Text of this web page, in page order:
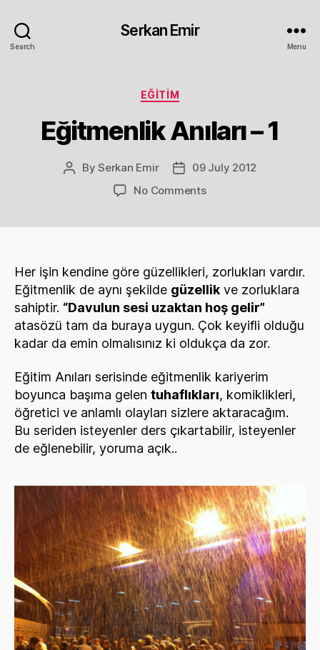
Search
Serkan Emir
Menu
Categories
EĞITIM
Eğitmenlik Anıları – 1
PostBySerkan Emir
Post09 July 2012
No Commentson
Her işin kendine göre güzellikleri, zorlukları vardır.
Eğitmenlik de aynı şekilde güzellik ve zorluklara
sahiptir. “Davulun sesi uzaktan hoş gelir”
atasözü tam da buraya uygun. Çok keyifli olduğu
kadar da emin olmalısınız ki oldukça da zor.
Eğitim Anıları serisinde eğitmenlik kariyerim
boyunca başıma gelen tuhaflıkları, komiklikleri,
öğretici ve anlamlı olayları sizlere aktaracağım.
Bu seriden isteyenler ders çıkartabilir, isteyenler
de eğlenebilir, yoruma açık..